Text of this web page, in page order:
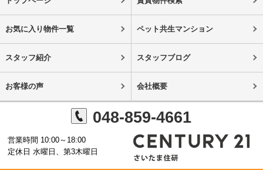
お気に入り物件一覧 ペット共生マンション
スタッフ紹介 スタッフブログ
お客様の声 会社概要
048-859-4661
営業時間 10:00～18:00
定休日 水曜日、第3木曜日